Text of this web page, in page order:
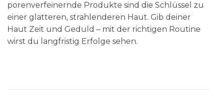
porenverfeinernde Produkte sind die Schlüssel zu
einer glatteren, strahlenderen Haut. Gib deiner
Haut Zeit und Geduld – mit der richtigen Routine
wirst du langfristig Erfolge sehen.